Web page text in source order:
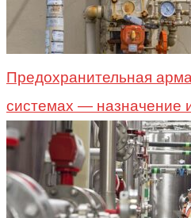
Предохранительная
системах — назначение